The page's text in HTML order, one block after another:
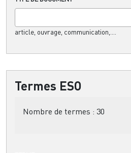
article, ouvrage, communication,....
Termes ESO
Nombre de termes : 30